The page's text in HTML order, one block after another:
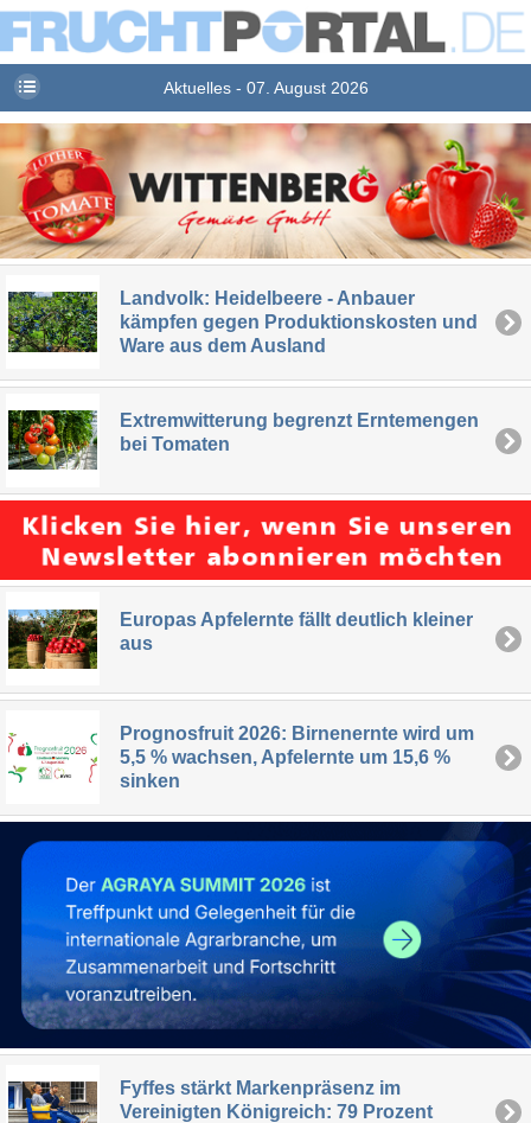
Aktuelles - 07. August 2026
Landvolk: Heidelbeere - Anbauer
kämpfen gegen Produktionskosten und
Ware aus dem Ausland
Extremwitterung begrenzt Erntemengen
bei Tomaten
Europas Apfelernte fällt deutlich kleiner
aus
Prognosfruit 2026: Birnenernte wird um
5,5 % wachsen, Apfelernte um 15,6 %
sinken
Fyffes stärkt Markenpräsenz im
Vereinigten Königreich: 79 Prozent